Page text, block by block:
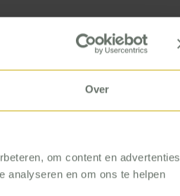
Over
om content en advertenties
analyseren en om ons te helpen
…
natuurlijk wel, maar
wel personeel is.
die zelf de